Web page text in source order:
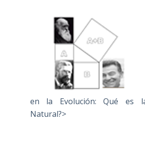
en la Evolución: Qué es
Natural?>